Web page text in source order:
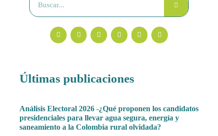
Últimas publicaciones
Análisis Electoral 2026 -¿Qué proponen los candidatos
presidenciales para llevar agua segura, energía y
saneamiento a la Colombia rural olvidada?